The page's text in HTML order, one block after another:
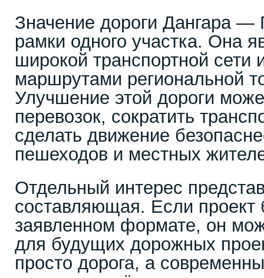
Значение дороги Дангара —
рамки одного участка. Она
широкой транспортной сети
маршрутами региональной
Улучшение этой дороги
перевозок, сократить
сделать движение
пешеходов и местных
Отдельный интерес
составляющая. Если проект
заявленном формате, он
для будущих дорожных
просто дорога, а